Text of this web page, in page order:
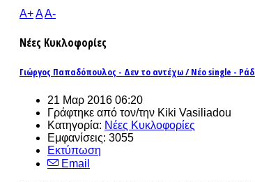
A+AA-
Νέες Κυκλοφορίες
Γιώργος Παπαδόπουλος - Δεν το αντέχω / Νέο single -
21 Μαρ 2016 06:20
Γράφτηκε από τον/την Kiki Vasiliadou
Κατηγορία: Νέες Κυκλοφορίες
Εμφανίσεις: 3055
Εκτύπωση
Email